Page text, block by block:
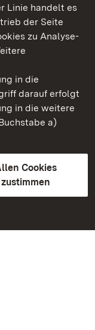
Linie handelt es
der Seite
zu Analyse-
in die
darauf erfolgt
in die weitere
a)
Cookies
zustimmen
Württemberg